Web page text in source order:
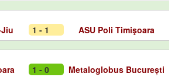
1 - 1 ASU Poli Timişoara
1 - 0 Metaloglobus București